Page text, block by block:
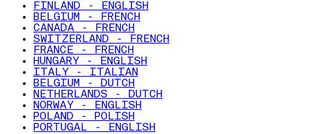
FINLAND - ENGLISH
BELGIUM - FRENCH
CANADA - FRENCH
SWITZERLAND - FRENCH
FRANCE - FRENCH
HUNGARY - ENGLISH
ITALY - ITALIAN
BELGIUM - DUTCH
NETHERLANDS - DUTCH
NORWAY - ENGLISH
POLAND - POLISH
PORTUGAL - ENGLISH